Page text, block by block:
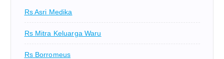
Rs Asri Medika
Rs Mitra Keluarga Waru
Rs Borromeus